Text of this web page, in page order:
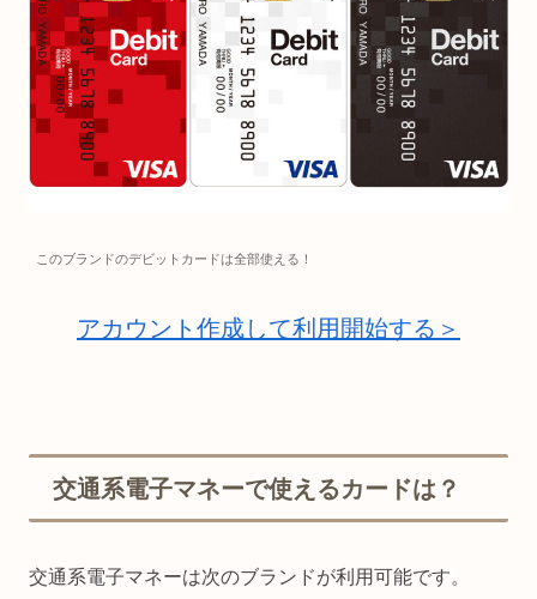
このブランドのデビットカードは全部使える！
アカウント作成して利用開始する＞
交通系電子マネーで使えるカードは？
交通系電子マネーは次のブランドが利用可能です。